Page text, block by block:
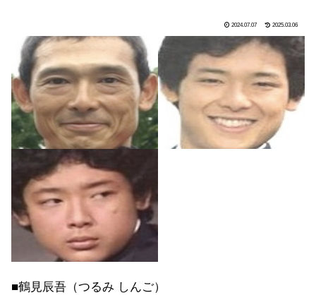
2024.07.07 2025.03.06
■鶴見辰吾（つるみ しんご）